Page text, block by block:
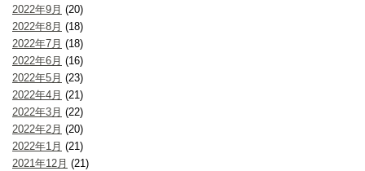
2022年9月 (20)
2022年8月 (18)
2022年7月 (18)
2022年6月 (16)
2022年5月 (23)
2022年4月 (21)
2022年3月 (22)
2022年2月 (20)
2022年1月 (21)
2021年12月 (21)